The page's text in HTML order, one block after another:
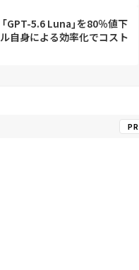
GPT-5.6 Luna」を80％値下
自身による効率化でコスト
PR